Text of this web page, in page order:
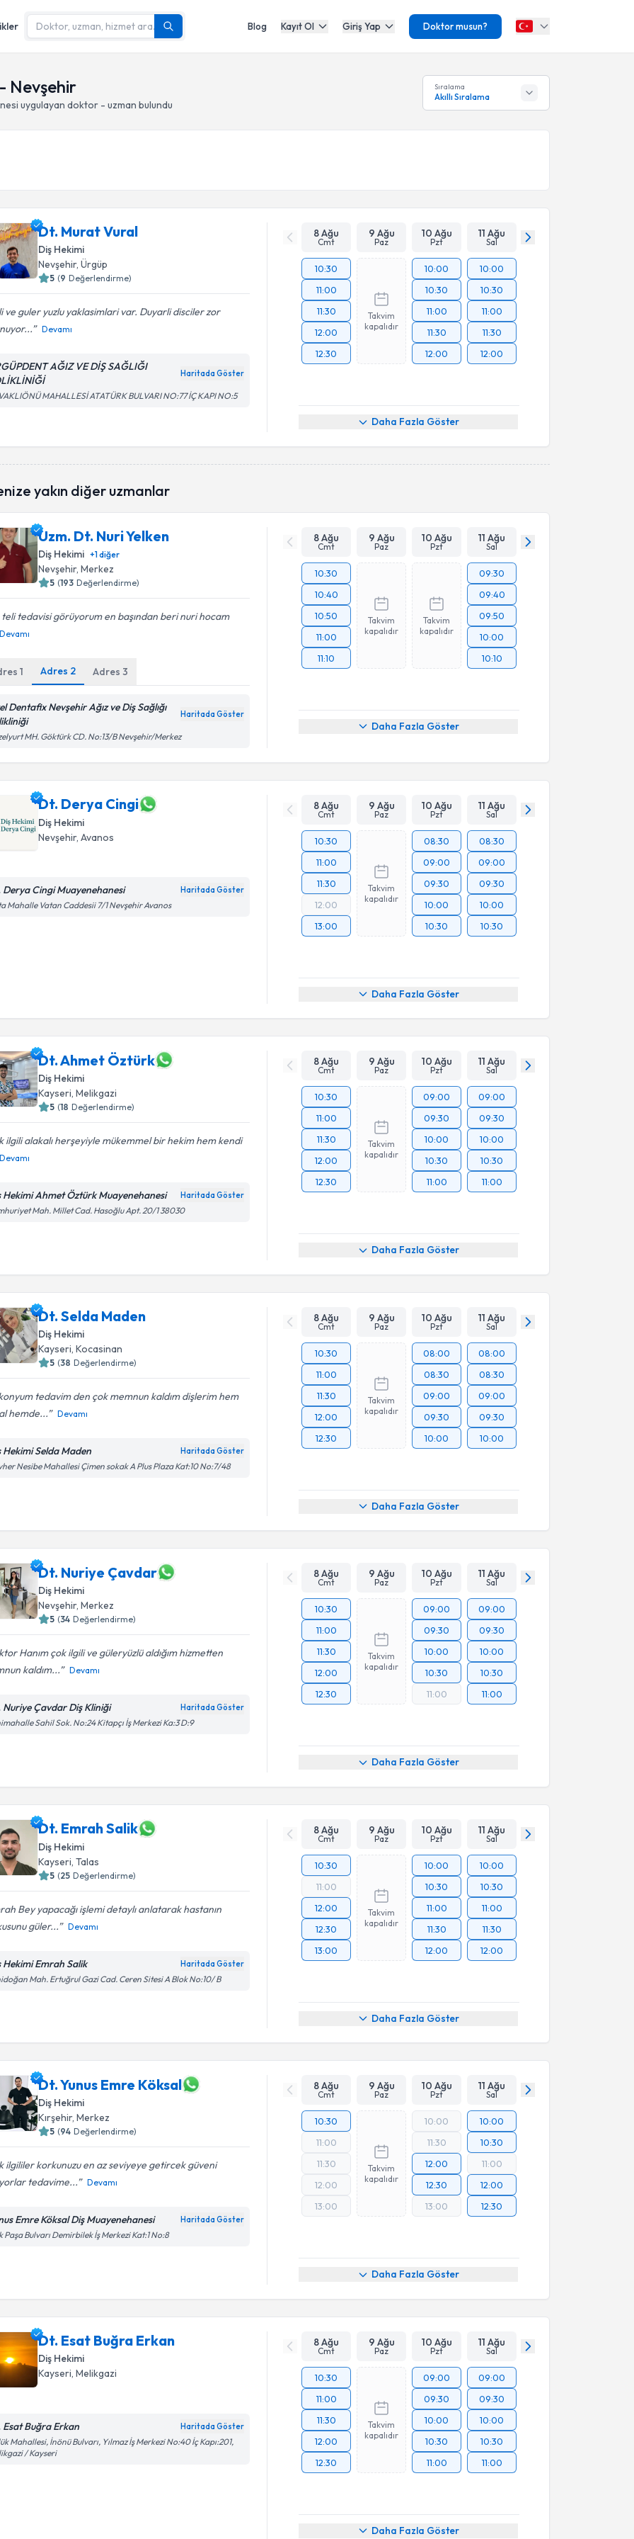
Blog Kayıt Ol Giriş Yap Doktor musun?
Nevşehir
uygulayan doktor - uzman bulundu
Sıralama
Akıllı Sıralama
Dt. Murat Vural
Diş Hekimi
Nevşehir, Ürgüp
5 (9 Değerlendirme)
ve guler yuzlu yaklasimlari var. Duyarli disciler zor
Devamı
AĞIZ VE DİŞ SAĞLIĞI
Haritada Göster
MAHALLESİ ATATÜRK BULVARI NO:77 İÇ KAPI NO:5
8 Ağu
Cmt
9 Ağu
Paz
10 Ağu
Pzt
11 Ağu
Sal
10:30
11:00
11:30
12:00
12:30
Takvim
kapalıdır
10:00
10:30
11:00
11:30
12:00
10:00
10:30
11:00
11:30
12:00
Daha Fazla Göster
yakın diğer uzmanlar
Uzm. Dt. Nuri Yelken
Diş Hekimi +1diğer
Nevşehir, Merkez
5 (193 Değerlendirme)
teli tedavisi görüyorum en başından beri nuri hocam
Devamı
1 Adres 2 Adres3
Dentafix Nevşehir Ağız ve Diş Sağlığı
Haritada Göster
MH. Göktürk CD. No:13/B Nevşehir/Merkez
8 Ağu
Cmt
9 Ağu
Paz
10 Ağu
Pzt
11 Ağu
Sal
10:30
10:40
10:50
11:00
11:10
Takvim
kapalıdır
Takvim
kapalıdır
09:30
09:40
09:50
10:00
10:10
Daha Fazla Göster
Dt. Derya Cingi
Diş Hekimi
Nevşehir, Avanos
Derya Cingi Muayenehanesi Haritada Göster
Mahalle Vatan Caddesii 7/1 Nevşehir Avanos
8 Ağu
Cmt
9 Ağu
Paz
10 Ağu
Pzt
11 Ağu
Sal
10:30
11:00
11:30
12:00
13:00
Takvim
kapalıdır
08:30
09:00
09:30
10:00
10:30
08:30
09:00
09:30
10:00
10:30
Daha Fazla Göster
Dt. Ahmet Öztürk
Diş Hekimi
Kayseri, Melikgazi
5 (18 Değerlendirme)
ilgili alakalı herşeyiyle mükemmel bir hekim hem kendi
Devamı
Hekimi Ahmet Öztürk Muayenehanesi Haritada Göster
Mah. Millet Cad. Hasoğlu Apt. 20/1 38030
8 Ağu
Cmt
9 Ağu
Paz
10 Ağu
Pzt
11 Ağu
Sal
10:30
11:00
11:30
12:00
12:30
Takvim
kapalıdır
09:00
09:30
10:00
10:30
11:00
09:00
09:30
10:00
10:30
11:00
Daha Fazla Göster
Dt. Selda Maden
Diş Hekimi
Kayseri , Kocasinan
5 (38 Değerlendirme)
tedavim den çok memnun kaldım dişlerim hem
hemde...
Devamı
Hekimi Selda Maden Haritada Göster
Nesibe Mahallesi Çimen sokak A Plus Plaza Kat:10 No:7/48
8 Ağu
Cmt
9 Ağu
Paz
10 Ağu
Pzt
11 Ağu
Sal
10:30
11:00
11:30
12:00
12:30
Takvim
kapalıdır
08:00
08:30
09:00
09:30
10:00
08:00
08:30
09:00
09:30
10:00
Daha Fazla Göster
Dt. Nuriye Çavdar
Diş Hekimi
Nevşehir, Merkez
5 (34 Değerlendirme)
Hanım çok ilgili ve güleryüzlü aldığım hizmetten
kaldım...
Devamı
Nuriye Çavdar Diş Kliniği Haritada Göster
Sahil Sok. No:24 Kitapçı İş Merkezi Ka:3 D:9
8 Ağu
Cmt
9 Ağu
Paz
10 Ağu
Pzt
11 Ağu
Sal
10:30
11:00
11:30
12:00
12:30
Takvim
kapalıdır
09:00
09:30
10:00
10:30
11:00
09:00
09:30
10:00
10:30
11:00
Daha Fazla Göster
Dt. Emrah Salik
Diş Hekimi
Kayseri , Talas
5 (25 Değerlendirme)
Bey yapacağı işlemi detaylı anlatarak hastanın
güler...
Devamı
Hekimi Emrah Salik Haritada Göster
Mah. Ertuğrul Gazi Cad. Ceren Sitesi A Blok No:10/ B
8 Ağu
Cmt
9 Ağu
Paz
10 Ağu
Pzt
11 Ağu
Sal
10:30
11:00
12:00
12:30
13:00
Takvim
kapalıdır
10:00
10:30
11:00
11:30
12:00
10:00
10:30
11:00
11:30
12:00
Daha Fazla Göster
Dt. Yunus Emre Köksal
Diş Hekimi
Kırşehir, Merkez
5 (94 Değerlendirme)
ilgililer korkunuzu en az seviyeye getircek güveni
tedavime...
Devamı
Emre Köksal Diş Muayenehanesi Haritada Göster
Paşa Bulvarı Demirbilek İş Merkezi Kat:1 No:8
8 Ağu
Cmt
9 Ağu
Paz
10 Ağu
Pzt
11 Ağu
Sal
10:30
11:00
11:30
12:00
13:00
Takvim
kapalıdır
10:00
11:30
12:00
12:30
13:00
10:00
10:30
11:00
12:00
12:30
Daha Fazla Göster
Dt. Esat Buğra Erkan
Diş Hekimi
Kayseri , Melikgazi
Esat Buğra Erkan Haritada Göster
Mahallesi, İnönü Bulvarı, Yılmaz İş Merkezi No:40 İç Kapı:201,
/ Kayseri
8 Ağu
Cmt
9 Ağu
Paz
10 Ağu
Pzt
11 Ağu
Sal
10:30
11:00
11:30
12:00
12:30
Takvim
kapalıdır
09:00
09:30
10:00
10:30
11:00
09:00
09:30
10:00
10:30
11:00
Daha Fazla Göster